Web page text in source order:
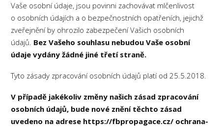
Vaše osobní údaje, jsou povinni zachovávat mlčenlivost
o osobních údajích a o bezpečnostních opatřeních, jejichž
zveřejnění by ohrozilo zabezpečení Vašich osobních
údajů. Bez Vašeho souhlasu nebudou Vaše osobní
údaje vydány žádné jiné třetí straně.
Tyto zásady zpracování osobních údajů platí od 25.5.2018.
V případě jakékoliv změny našich zásad zpracování
osobních údajů, bude nové znění těchto zásad
uvedeno na adrese https://fbpropagace.cz/ ochrana-